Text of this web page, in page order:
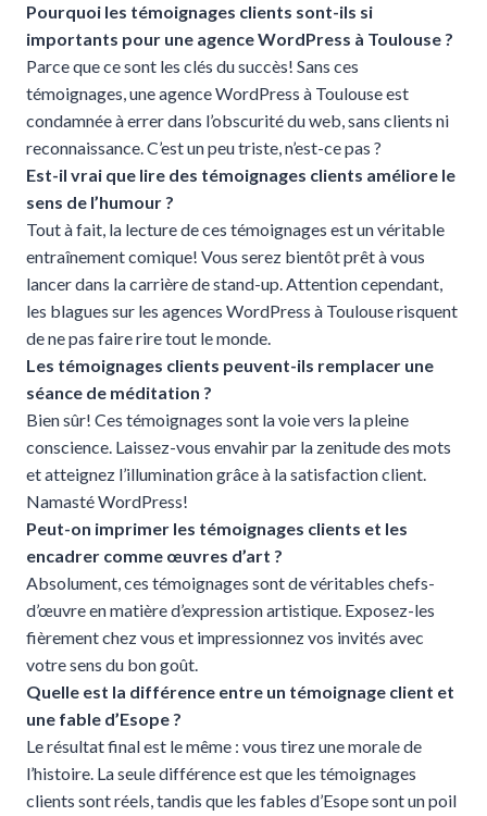
Pourquoi les témoignages clients sont-ils si
importants pour une agence WordPress à Toulouse ?
Parce que ce sont les clés du succès! Sans ces
témoignages, une agence WordPress à Toulouse est
condamnée à errer dans l’obscurité du web, sans clients ni
reconnaissance. C’est un peu triste, n’est-ce pas ?
Est-il vrai que lire des témoignages clients améliore le
sens de l’humour ?
Tout à fait, la lecture de ces témoignages est un véritable
entraînement comique! Vous serez bientôt prêt à vous
lancer dans la carrière de stand-up. Attention cependant,
les blagues sur les agences WordPress à Toulouse risquent
de ne pas faire rire tout le monde.
Les témoignages clients peuvent-ils remplacer une
séance de méditation ?
Bien sûr! Ces témoignages sont la voie vers la pleine
conscience. Laissez-vous envahir par la zenitude des mots
et atteignez l’illumination grâce à la satisfaction client.
Namasté WordPress!
Peut-on imprimer les témoignages clients et les
encadrer comme œuvres d’art ?
Absolument, ces témoignages sont de véritables chefs-
d’œuvre en matière d’expression artistique. Exposez-les
fièrement chez vous et impressionnez vos invités avec
votre sens du bon goût.
Quelle est la différence entre un témoignage client et
une fable d’Esope ?
Le résultat final est le même : vous tirez une morale de
l’histoire. La seule différence est que les témoignages
clients sont réels, tandis que les fables d’Esope sont un poil